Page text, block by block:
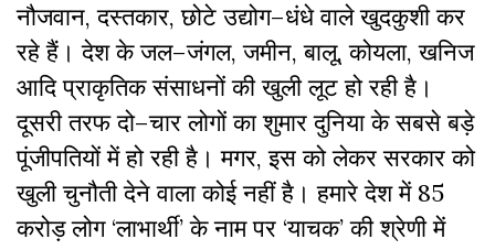
नौजवान,दस्तकार,छोटे उद्योग–धंधे वाले खुदकुशी कर
रहे हैं। देश के जल–जंगल,जमीन,बालू,कोयला,खनिज
आदि प्राकृतिक संसाधनों की खुली लूट हो रही है।
दूसरी तरफ दो–चार लोगों का शुमार दुनिया के सबसे बड़े
पूंजीपतियों में हो रही है। मगर,इस को लेकर सरकार को
खुली चुनौती देने वाला कोई नहीं है। हमारे देश में85
करोड़ लोग‘लाभार्थी’के नाम पर ‘याचक’की श्रेणी में